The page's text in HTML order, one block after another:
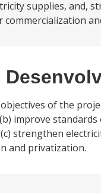
supplies, and,
of the
improve
strengthen
and privatization.